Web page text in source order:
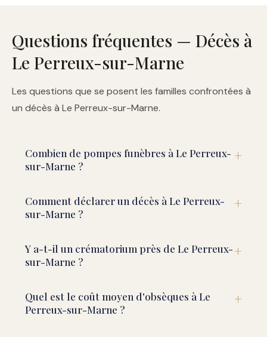
Questions fréquentes — Décès à
Le Perreux-sur-Marne
Les questions que se posent les familles confrontées à
un décès à Le Perreux-sur-Marne.
Combien de pompes funèbres à Le Perreux-
sur-Marne ?
Comment déclarer un décès à Le Perreux-
sur-Marne ?
Y a-t-il un crématorium près de Le Perreux-
sur-Marne ?
Quel est le coût moyen d'obsèques à Le
Perreux-sur-Marne ?